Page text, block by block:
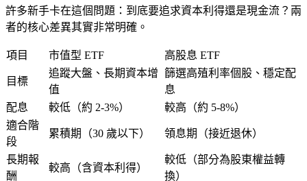
許多新手卡在這個問題：到底要追求資本利得還是現金流？兩
者的核心差異其實非常明確。
項目 市值型 ETF 高股息 ETF
目標
追蹤大盤、長期資本增
值
篩選高殖利率個股、穩定配
息
配息
較低（約 2-3%）
較高（約 5-8%）
適合階
段
累積期（30 歲以下） 領息期（接近退休）
長期報
酬
較高（含資本利得）
較低（部分為股東權益轉
換）